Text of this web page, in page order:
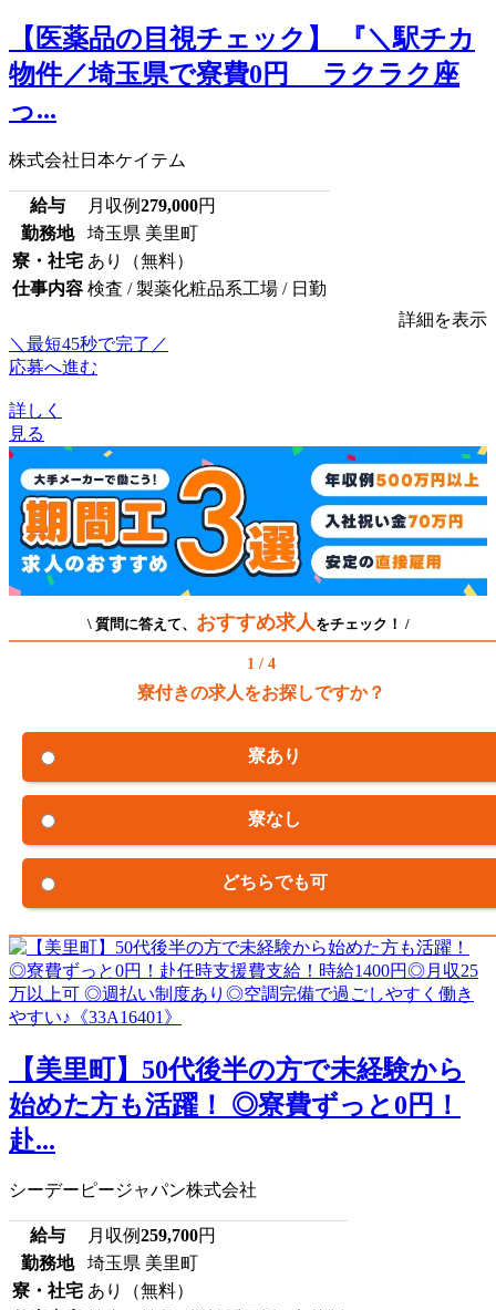
【医薬品の目視チェック】 『＼駅チカ
物件／埼玉県で寮費0円 ラクラク座
っ...
株式会社日本ケイテム
給与 月収例279,000円
勤務地
埼玉県 美里町
寮・社宅 あり（無料）
仕事内容 検査 / 製薬化粧品系工場 / 日勤
詳細を表示
＼最短45秒で完了／
応募へ進む
詳しく
見る
\ 質問に答えて、 おすすめ求人 をチェック！ /
1 / 4
寮付きの求人をお探しですか？
寮あり
寮なし
どちらでも可
【美里町】50代後半の方で未経験から
始めた方も活躍！ ◎寮費ずっと0円！
赴...
シーデーピージャパン株式会社
給与 月収例259,700円
勤務地
埼玉県 美里町
寮・社宅 あり（無料）